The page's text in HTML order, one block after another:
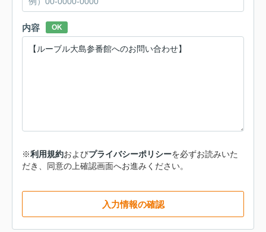
内容 OK
※利用規約およびプライバシーポリシーを必ずお読みいた
だき、同意の上確認画面へお進みください。
入力情報の確認